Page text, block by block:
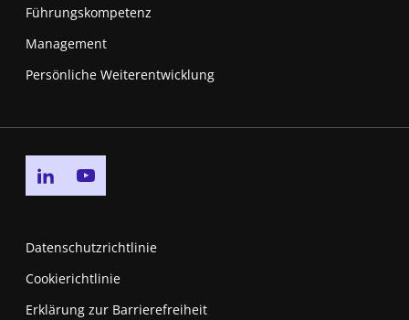
Führungskompetenz
Management
Persönliche Weiterentwicklung
Go to linkedin page
Datenschutzrichtlinie
Cookierichtlinie
Erklärung zur Barrierefreiheit